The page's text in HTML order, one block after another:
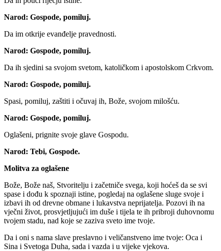
Narod: Gospode, pomiluj.
Da im otkrije evanđelje pravednosti.
Narod: Gospode, pomiluj.
Da ih sjedini sa svojom svetom, katoličkom i apostolskom Crkvom.
Narod: Gospode, pomiluj.
Spasi, pomiluj, zaštiti i očuvaj ih, Bože, svojom milošću.
Narod: Gospode, pomiluj.
Oglašeni, prignite svoje glave Gospodu.
Narod: Tebi, Gospode.
Molitva za oglašene
Bože, Bože naš, Stvoritelju i začetniče svega, koji hoćeš da se svi
spase i dođu k spoznaji istine, pogledaj na oglašene sluge svoje i
izbavi ih od drevne obmane i lukavstva neprijatelja. Pozovi ih na
vječni život, prosvjetljujući im duše i tijela te ih pribroji duhovnomu
tvojem stadu, nad koje se zaziva sveto ime tvoje.
Da i oni s nama slave preslavno i veličanstveno ime tvoje: Oca i
Sina i Svetoga Duha, sada i vazda i u vijeke vjekova.